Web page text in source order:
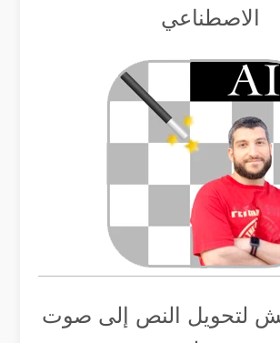
الاصطناعي
لتحويل النص إلى صوت